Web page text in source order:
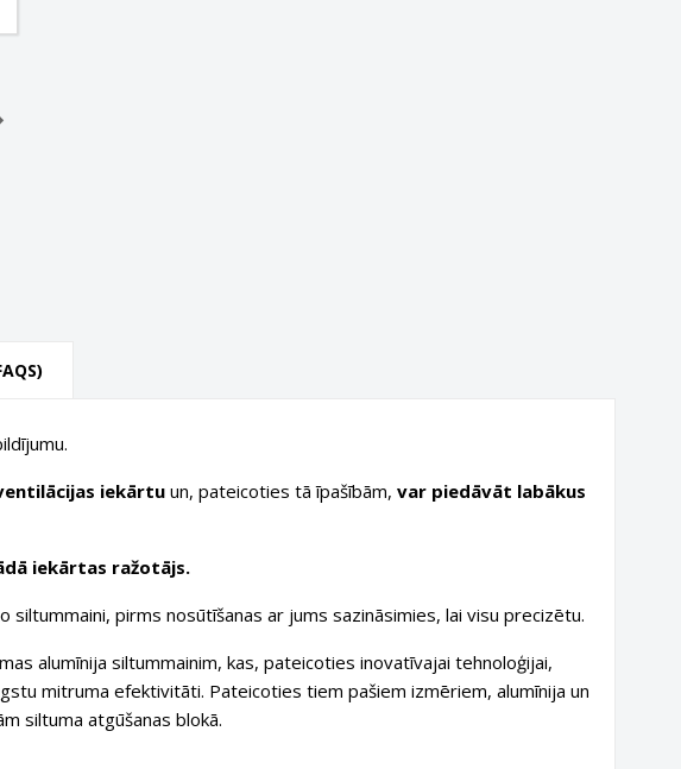
iekārtuun, pateicoties tā īpašībām, var piedāvāt labākus
iekārtas ražotājs.
pirms nosūtīšanas ar jums sazināsimies, lai visu precizētu.
alumīnija siltummainim, kas, pateicoties inovatīvajai tehnoloģijai,
mitruma efektivitāti. Pateicoties tiem pašiem izmēriem, alumīnija un
siltuma atgūšanas blokā.